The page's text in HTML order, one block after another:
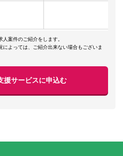
案件のご紹介をします。
よっては、ご紹介出来ない場合もございま
援サービスに申込む